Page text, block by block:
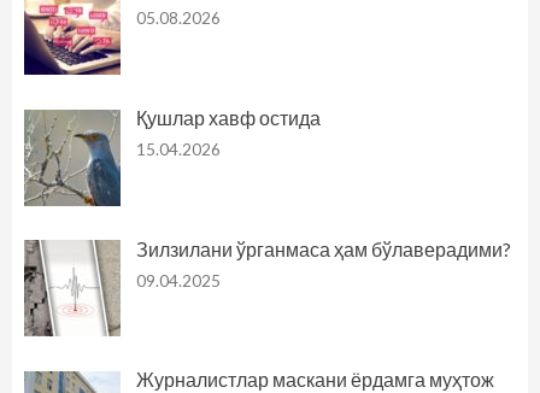
05.08.2026
Қушлар хавф остида
15.04.2026
Зилзилани ўрганмаса ҳам бўлаверадими?
09.04.2025
Журналистлар маскани ёрдамга муҳтож